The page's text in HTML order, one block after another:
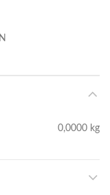
0,0000 kg